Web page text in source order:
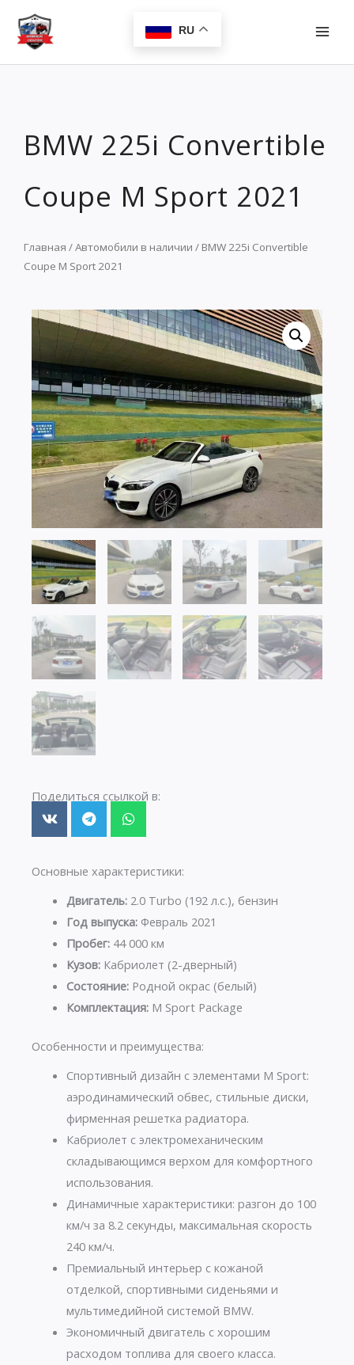
Перейти
содержимому
RU
BMW 225i Convertible
Coupe M Sport 2021
Главная /Автомобили в наличии / BMW 225i Convertible
Coupe M Sport 2021
Поделиться ссылкой в:
Основные характеристики:
Двигатель:2.0 Turbo (192 л.с.), бензин
Год выпуска:Февраль 2021
Пробег:44 000 км
Кузов:Кабриолет (2-дверный)
Состояние:Родной окрас (белый)
Комплектация:M Sport Package
Особенности и преимущества:
Спортивный дизайн с элементами M Sport:
аэродинамический обвес, стильные диски,
фирменная решетка радиатора.
Кабриолет с электромеханическим
складывающимся верхом для комфортного
использования.
Динамичные характеристики: разгон до 100
км/ч за 8.2 секунды, максимальная скорость
240 км/ч.
Премиальный интерьер с кожаной
отделкой, спортивными сиденьями и
мультимедийной системой BMW.
Экономичный двигатель с хорошим
расходом топлива для своего класса.